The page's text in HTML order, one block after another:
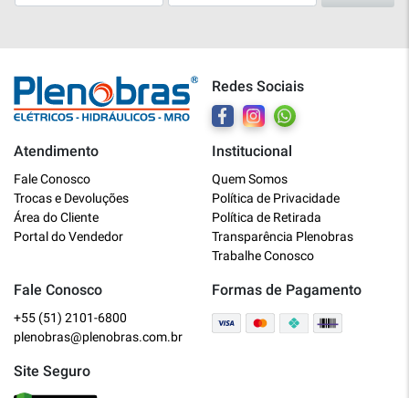
Redes Sociais
Atendimento
Fale Conosco
Trocas e Devoluções
Área do Cliente
Portal do Vendedor
Institucional
Quem Somos
Política de Privacidade
Política de Retirada
Transparência Plenobras
Trabalhe Conosco
Fale Conosco
+55 (51) 2101-6800
plenobras@plenobras.com.br
Formas de Pagamento
Site Seguro
Online
Bem vindo a Plenobras! Aqui você
encontra toda a linha de materiais
O que você deseja?